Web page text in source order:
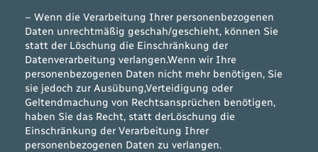
– Wenn die Verarbeitung Ihrer personenbezogenen
Daten unrechtmäßig geschah/geschieht, können Sie
statt der Löschung die Einschränkung der
Datenverarbeitung verlangen.Wenn wir Ihre
personenbezogenen Daten nicht mehr benötigen, Sie
sie jedoch zur Ausübung,Verteidigung oder
Geltendmachung von Rechtsansprüchen benötigen,
haben Sie das Recht, statt derLöschung die
Einschränkung der Verarbeitung Ihrer
personenbezogenen Daten zu verlangen.